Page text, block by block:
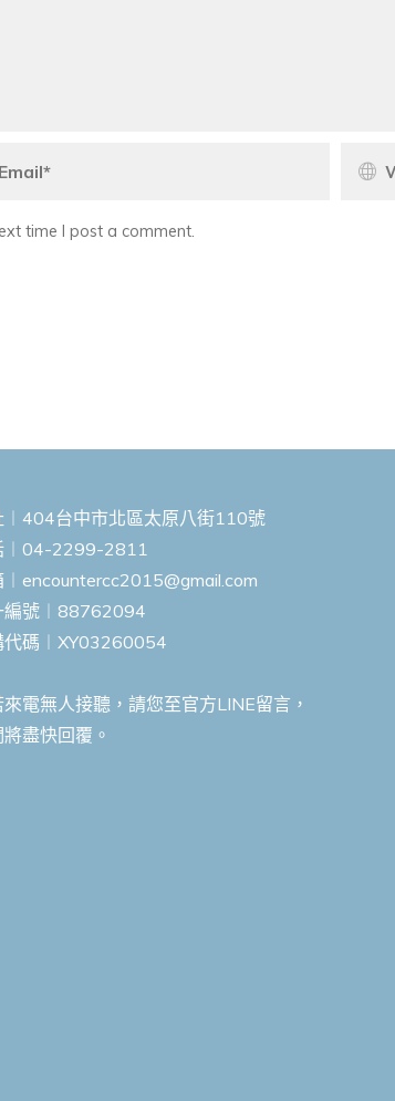
time I post a comment.
︱404台中市北區太原八街110號
︱04-2299-2811
encountercc2015@gmail.com
編號︱88762094
代碼︱XY03260054
來電無人接聽，請您至官方LINE留言，
盡快回覆。